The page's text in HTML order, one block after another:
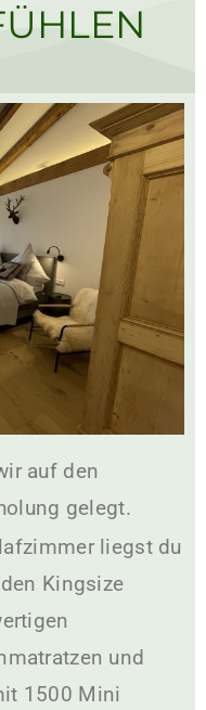
auf den
gelegt.
liegst du
Kingsize
und
1500 Mini